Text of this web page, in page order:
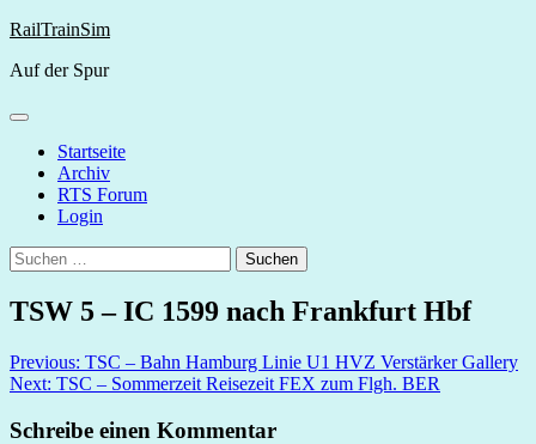
Skip
content
RailTrainSim
Auf der Spur
Startseite
Archiv
RTS Forum
Login
Suchen
nach:
TSW 5 – IC 1599 nach Frankfurt Hbf
Beitragsnavigation
Previous: TSC – Bahn Hamburg Linie U1 HVZ Verstärker Gallery
Next: TSC – Sommerzeit Reisezeit FEX zum Flgh. BER
Schreibe einen Kommentar